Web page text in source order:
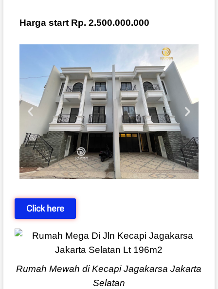
Harga start Rp. 2.500.000.000
Click here
Rumah Mewah di Kecapi Jagakarsa Jakarta
Selatan